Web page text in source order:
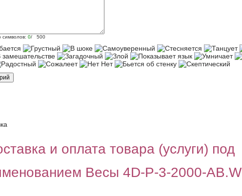
символов: 0/ 500
и оплата товара (услуги) под
Весы 4D-P-3-2000-AB.W